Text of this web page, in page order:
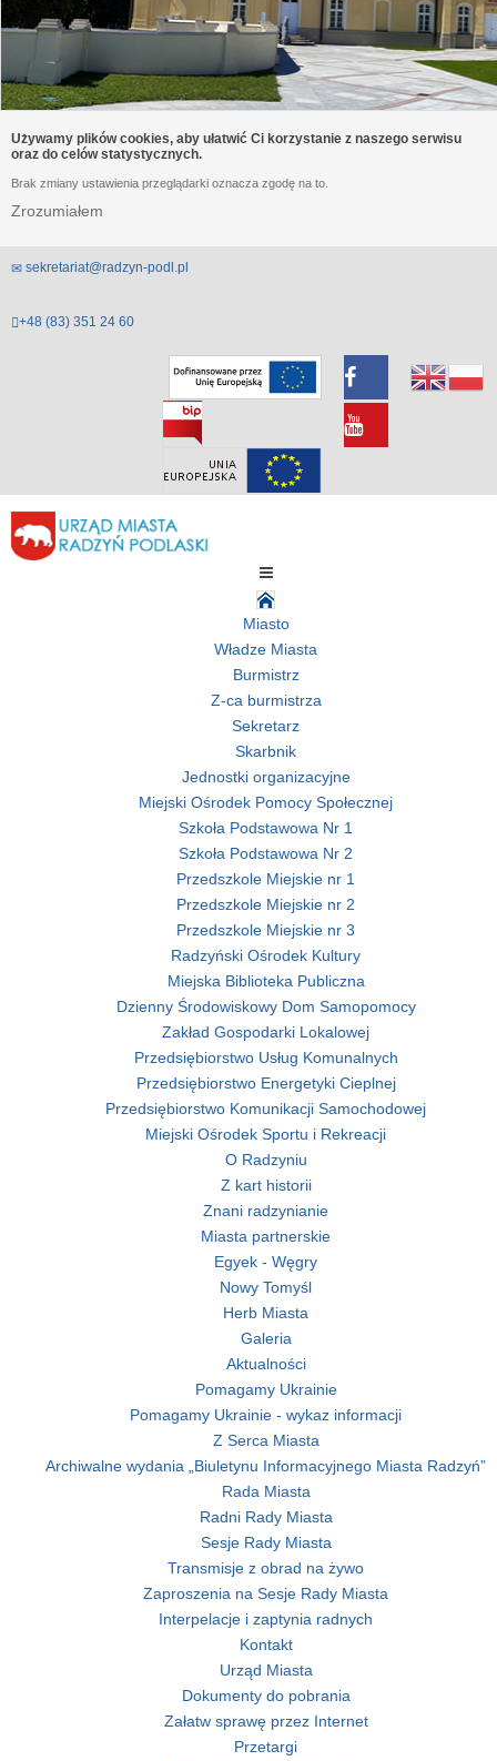
Używamy plików cookies, aby ułatwić Ci korzystanie z naszego serwisu
oraz do celów statystycznych.
Brak zmiany ustawienia przeglądarki oznacza zgodę na to.
Zrozumiałem
sekretariat@radzyn-podl.pl
+48 (83) 351 24 60
Miasto
Władze Miasta
Burmistrz
Z-ca burmistrza
Sekretarz
Skarbnik
Jednostki organizacyjne
Miejski Ośrodek Pomocy Społecznej
Szkoła Podstawowa Nr 1
Szkoła Podstawowa Nr 2
Przedszkole Miejskie nr 1
Przedszkole Miejskie nr 2
Przedszkole Miejskie nr 3
Radzyński Ośrodek Kultury
Miejska Biblioteka Publiczna
Dzienny Środowiskowy Dom Samopomocy
Zakład Gospodarki Lokalowej
Przedsiębiorstwo Usług Komunalnych
Przedsiębiorstwo Energetyki Cieplnej
Przedsiębiorstwo Komunikacji Samochodowej
Miejski Ośrodek Sportu i Rekreacji
O Radzyniu
Z kart historii
Znani radzynianie
Miasta partnerskie
Egyek - Węgry
Nowy Tomyśl
Herb Miasta
Galeria
Aktualności
Pomagamy Ukrainie
Pomagamy Ukrainie - wykaz informacji
Z Serca Miasta
Archiwalne wydania „Biuletynu Informacyjnego Miasta Radzyń”
Rada Miasta
Radni Rady Miasta
Sesje Rady Miasta
Transmisje z obrad na żywo
Zaproszenia na Sesje Rady Miasta
Interpelacje i zaptynia radnych
Kontakt
Urząd Miasta
Dokumenty do pobrania
Załatw sprawę przez Internet
Przetargi